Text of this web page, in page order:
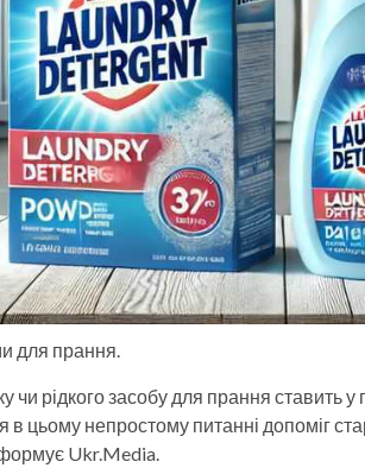
для прання.
чи рідкого засобу для прання ставить
в цьому непростому питанні допоміг
Ukr.Media.